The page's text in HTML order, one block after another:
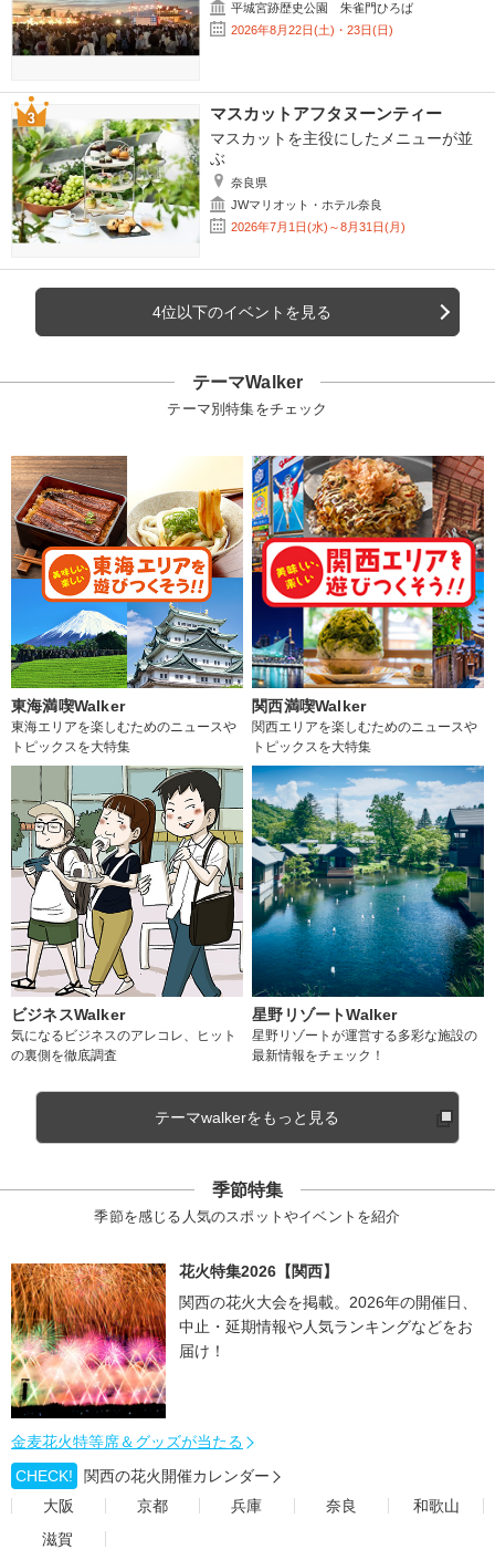
平城宮跡歴史公園 朱雀門ひろば
2026年8月22日(土)・23日(日)
マスカットアフタヌーンティー
マスカットを主役にしたメニューが並
ぶ
奈良県
JWマリオット・ホテル奈良
2026年7月1日(水)～8月31日(月)
4位以下のイベントを見る
テーマWalker
テーマ別特集をチェック
東海満喫Walker
東海エリアを楽しむためのニュースや
トピックスを大特集
関西満喫Walker
関西エリアを楽しむためのニュースや
トピックスを大特集
ビジネスWalker
気になるビジネスのアレコレ、ヒット
の裏側を徹底調査
星野リゾートWalker
星野リゾートが運営する多彩な施設の
最新情報をチェック！
テーマwalkerをもっと見る
季節特集
季節を感じる人気のスポットやイベントを紹介
花火特集2026【関西】
関西の花火大会を掲載。2026年の開催日、
中止・延期情報や人気ランキングなどをお
届け！
金麦花火特等席＆グッズが当たる
CHECK!
関西の花火開催カレンダー
大阪
京都 兵庫 奈良
和歌山
滋賀